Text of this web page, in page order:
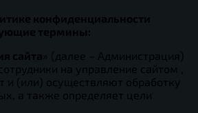
конфиденциальности
термины:
сайта» (далее – Администрация)
на управление сайтом ,
и (или) осуществляют обработку
а также определяет цели